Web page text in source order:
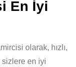
En İyi
olarak, hızlı,
sizlere en iyi